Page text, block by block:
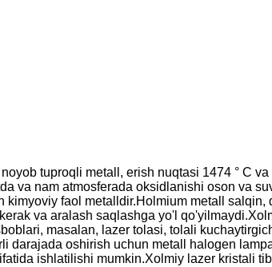
tuproqli metall, erish nuqtasi 1474 ° C
va nam atmosferada oksidlanishi oson va
faol metalldir.Holmium metall
va aralash saqlashga yo'l qo'yilmaydi.
masalan, lazer tolasi, tolali
oshirish uchun metall halogen
ishlatilishi mumkin.Xolmiy lazer kristali